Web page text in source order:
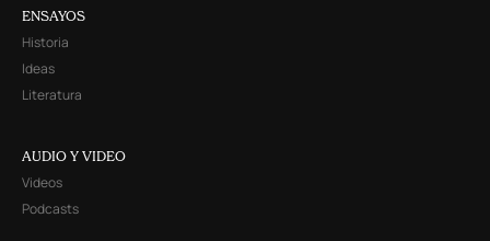
ENSAYOS
Historia
Ideas
Literatura
AUDIO Y VIDEO
Videos
Podcasts